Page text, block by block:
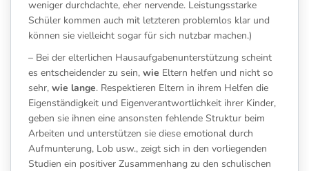
weniger durchdachte, eher nervende. Leistungsstarke
Schüler kommen auch mit letzteren problemlos klar und
können sie vielleicht sogar für sich nutzbar machen.)
– Bei der elterlichen Hausaufgabenunterstützung scheint
es entscheidender zu sein, wie Eltern helfen und nicht so
sehr, wie lange. Respektieren Eltern in ihrem Helfen die
Eigenständigkeit und Eigenverantwortlichkeit ihrer Kinder,
geben sie ihnen eine ansonsten fehlende Struktur beim
Arbeiten und unterstützen sie diese emotional durch
Aufmunterung, Lob usw., zeigt sich in den vorliegenden
Studien ein positiver Zusammenhang zu den schulischen